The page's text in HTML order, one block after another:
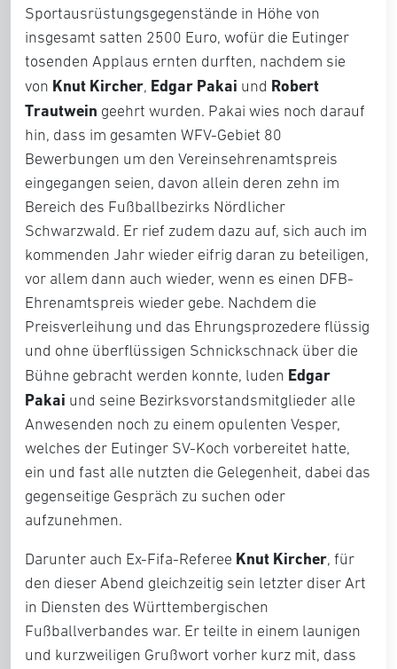
Sportausrüstungsgegenstände in Höhe von
insgesamt satten 2500 Euro, wofür die Eutinger
tosenden Applaus ernten durften, nachdem sie
von Knut Kircher, Edgar Pakai und Robert
Trautwein geehrt wurden. Pakai wies noch darauf
hin, dass im gesamten WFV-Gebiet 80
Bewerbungen um den Vereinsehrenamtspreis
eingegangen seien, davon allein deren zehn im
Bereich des Fußballbezirks Nördlicher
Schwarzwald. Er rief zudem dazu auf, sich auch im
kommenden Jahr wieder eifrig daran zu beteiligen,
vor allem dann auch wieder, wenn es einen DFB-
Ehrenamtspreis wieder gebe. Nachdem die
Preisverleihung und das Ehrungsprozedere flüssig
und ohne überflüssigen Schnickschnack über die
Bühne gebracht werden konnte, luden Edgar
Pakai und seine Bezirksvorstandsmitglieder alle
Anwesenden noch zu einem opulenten Vesper,
welches der Eutinger SV-Koch vorbereitet hatte,
ein und fast alle nutzten die Gelegenheit, dabei das
gegenseitige Gespräch zu suchen oder
aufzunehmen.
Darunter auch Ex-Fifa-Referee Knut Kircher, für
den dieser Abend gleichzeitig sein letzter diser Art
in Diensten des Württembergischen
Fußballverbandes war. Er teilte in einem launigen
und kurzweiligen Grußwort vorher kurz mit, dass